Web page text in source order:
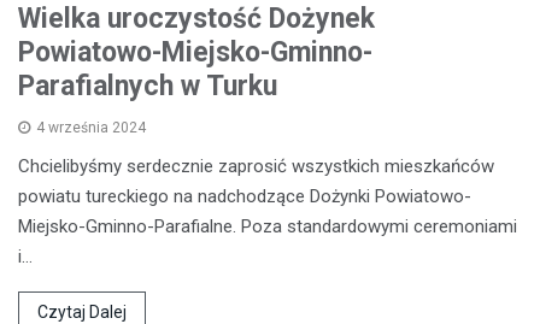
Wielka uroczystość Dożynek
Powiatowo-Miejsko-Gminno-
Parafialnych w Turku
4 września 2024
Chcielibyśmy serdecznie zaprosić wszystkich mieszkańców
powiatu tureckiego na nadchodzące Dożynki Powiatowo-
Miejsko-Gminno-Parafialne. Poza standardowymi ceremoniami
i…
Czytaj Dalej